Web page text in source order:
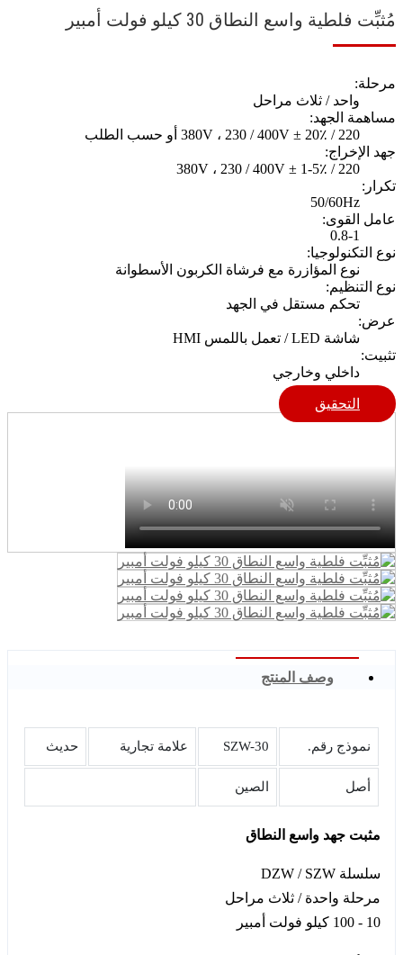
مُثبِّت فلطية واسع النطاق 30 كيلو فولت أمبير
مرحلة:
واحد / ثلاث مراحل
مساهمة الجهد:
220 / 380V ، 230 / 400V ± 20٪ أو حسب الطلب
جهد الإخراج:
220 / 380V ، 230 / 400V ± 1-5٪
تكرار:
50/60Hz
عامل القوى:
0.8-1
نوع التكنولوجيا:
نوع المؤازرة مع فرشاة الكربون الأسطوانة
نوع التنظيم:
تحكم مستقل في الجهد
عرض:
شاشة LED / تعمل باللمس HMI
تثبيت:
داخلي وخارجي
التحقيق
وصف المنتج
نموذج رقم. SZW-30 علامة تجارية حديث
أصل الصين
مثبت جهد واسع النطاق
سلسلة DZW / SZW
مرحلة واحدة / ثلاث مراحل
10 - 100 كيلو فولت أمبير